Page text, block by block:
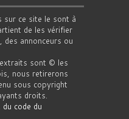
sur ce site le sont à
de les vérifier
des annonceurs ou
sont © les
nous retirerons
sous copyright
droits.
code du